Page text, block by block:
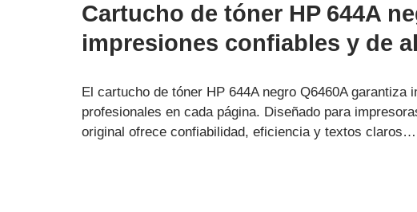
Cartucho de tóner HP 644A
impresiones confiables y de
El cartucho de tóner HP 644A negro Q6460A garantiza
profesionales en cada página. Diseñado para
original ofrece confiabilidad, eficiencia y textos claros…